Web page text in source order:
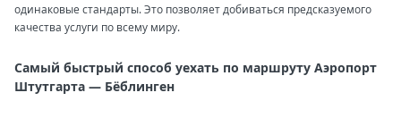
одинаковые стандарты. Это позволяет добиваться предсказуемого
качества услуги по всему миру.
Самый быстрый способ уехать по маршруту Аэропорт
Штутгарта — Бёблинген